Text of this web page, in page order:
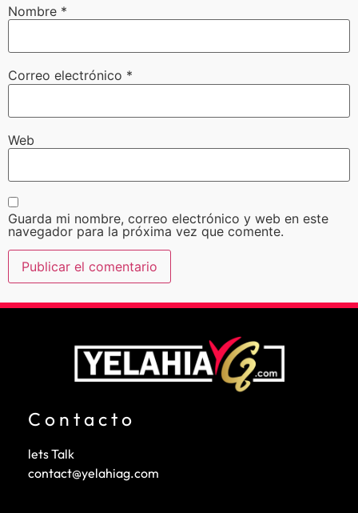
Nombre *
Correo electrónico *
Web
Guarda mi nombre, correo electrónico y web en este
navegador para la próxima vez que comente.
Contacto
lets Talk
contact@yelahiag.com